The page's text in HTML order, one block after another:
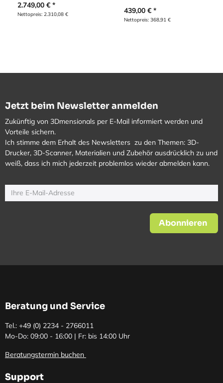
2.749,00 €
Nettopreis: 2.310,08 € 439,00€
Nettopreis: 368,91€
Jetzt beim Newsletter anmelden
Zukünftig von 3Dmensionals per E-Mail informiert werden und
Vorteile sichern.
Ich stimme dem Erhalt des Newsletters zu den Themen: 3D-
Drucker, 3D-Scanner, Materialien und Zubehör ausdrücklich zu und
weiß, dass ich mich jederzeit problemlos wieder abmelden kann.
Abonnieren
Beratung und Service
Tel.: +49 (0) 2234 - 2766011
Mo-Do: 09:00 - 16:00 | Fr: bis 14:00 Uhr
Beratungstermin buchen
Support